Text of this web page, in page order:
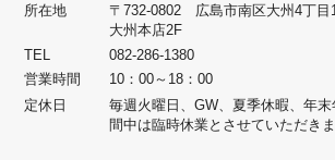
所在地
〒732-0802 広島市南区大州4丁目
大州本店2F
TEL
082-286-1380
営業時間
10：00～18：00
定休日
毎週火曜日、GW、夏季休暇、年
間中は臨時休業とさせていただき